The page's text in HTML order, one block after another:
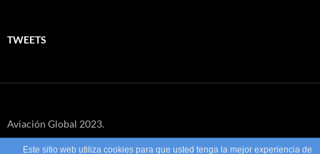
TWEETS
Aviación Global 2023.
Este sitio web utiliza cookies para que usted tenga la mejor experiencia de